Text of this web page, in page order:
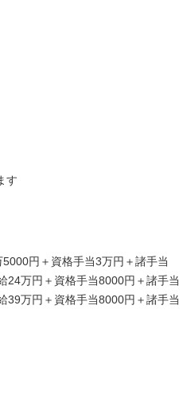
す
円＋資格手当3万円＋諸手当
24万円＋資格手当8000円＋諸手当
39万円＋資格手当8000円＋諸手当